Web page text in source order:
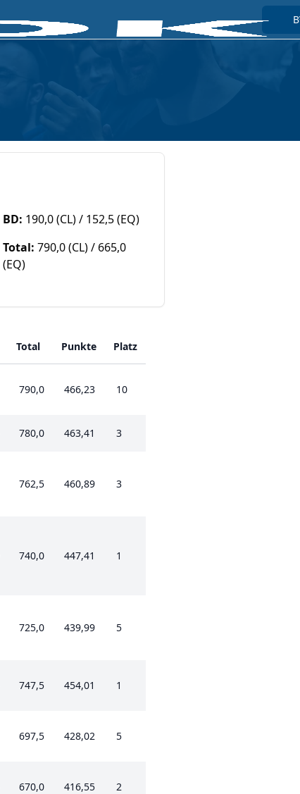
Home
Info
BD: 190,0 (CL) / 152,5 (EQ)
Total: 790,0 (CL) / 665,0
(EQ)
Total Punkte Platz
790,0 466,23 10
780,0 463,41 3
762,5 460,89 3
740,0 447,41 1
725,0 439,99 5
747,5 454,01 1
697,5 428,02 5
670,0 416,55 2